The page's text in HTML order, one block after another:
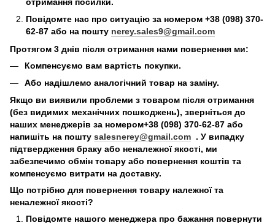
Повідомте нас про ситуацію за номером +38 (098) 370-
62-87 або на пошту nerey.sales9@gmail.com
Протягом 3 днів після отримання нами повернення ми:
Компенсуємо вам вартість покупки.
Або надішлемо аналогічний товар на заміну.
Якщо ви виявили проблеми з товаром після отримання
(без видимих механічних пошкоджень), зверніться до
наших менеджерів за номером+38 (098) 370-62-87 або
напишіть на пошту salesnerey@gmail.com . У випадку
підтвердження браку або неналежної якості, ми
забезпечимо обмін товару або повернення коштів та
компенсуємо витрати на доставку.
Що потрібно для повернення товару належної та
неналежної якості?
Повідомте нашого менеджера про бажання повернути